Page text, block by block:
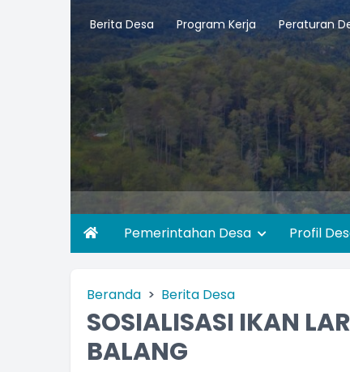
Berita Desa Program Kerja Peraturan
Pemerintahan Desa Profil
Beranda Berita Desa
SOSIALISASI IKAN
BALANG